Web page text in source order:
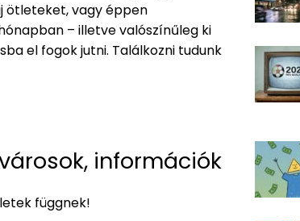
ötleteket, vagy éppen
– illetve valószínűleg ki
el fogok jutni. Találkozni tudunk
információk
függnek!